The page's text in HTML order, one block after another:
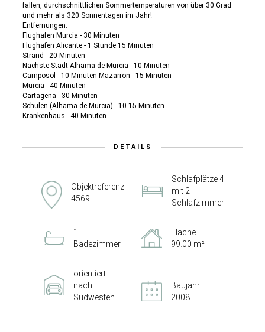
fallen, durchschnittlichen Sommertemperaturen von über 30 Grad
und mehr als 320 Sonnentagen im Jahr!
Entfernungen:
Flughafen Murcia - 30 Minuten
Flughafen Alicante - 1 Stunde 15 Minuten
Strand - 20 Minuten
Nächste Stadt Alhama de Murcia - 10 Minuten
Camposol - 10 Minuten Mazarron - 15 Minuten
Murcia - 40 Minuten
Cartagena - 30 Minuten
Schulen (Alhama de Murcia) - 10-15 Minuten
Krankenhaus - 40 Minuten
DETAILS
Objektreferenz
4569
Schlafplätze 4
mit 2
Schlafzimmer
1
Badezimmer
Fläche
99.00 m²
orientiert
nach
Südwesten
Baujahr
2008